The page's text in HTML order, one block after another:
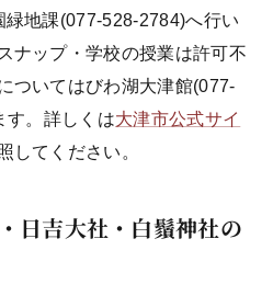
地課(077-528-2784)へ行い
ナップ・学校の授業は許可不
ついてはびわ湖大津館(077-
す。詳しくは大津市公式サイ
してください。
日吉大社・白鬚神社の